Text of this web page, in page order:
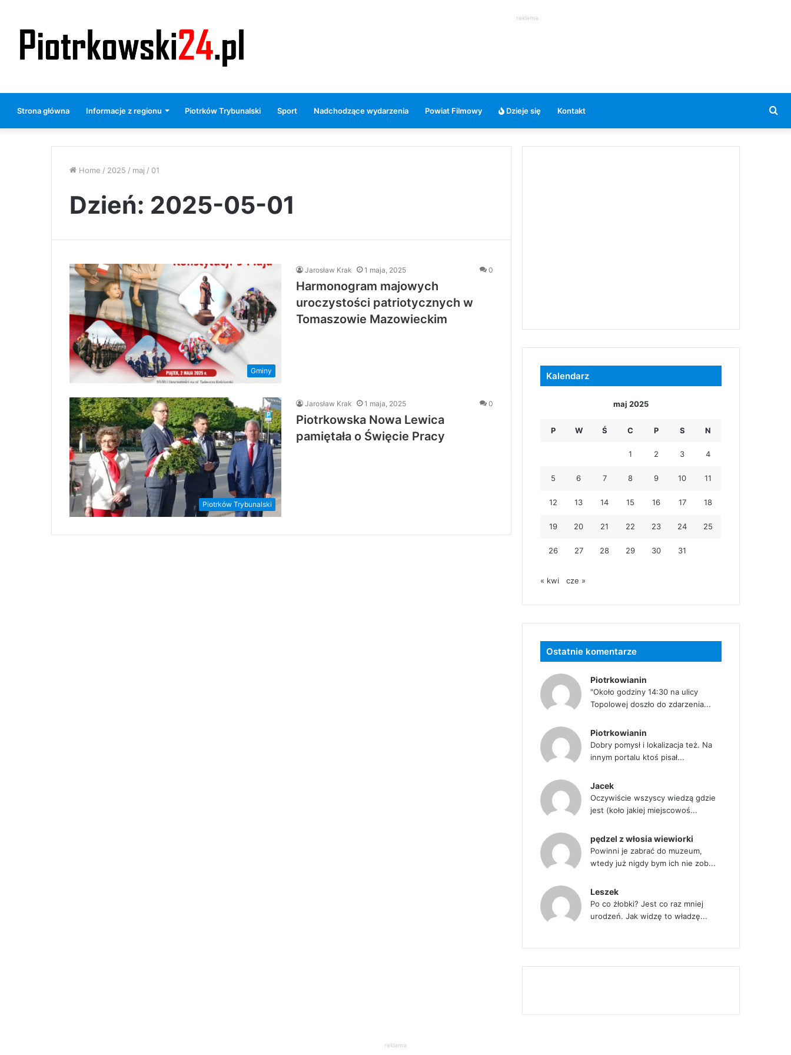
reklama
Strona główna Informacje z regionu Piotrków Trybunalski Sport Nadchodzące wydarzenia Powiat Filmowy Dzieje się Kontakt
Home / 2025 / maj / 01
Dzień: 2025-05-01
Gminy
Jarosław Krak 1 maja, 2025 0
Harmonogram majowych
uroczystości patriotycznych w
Tomaszowie Mazowieckim
Piotrków Trybunalski
Jarosław Krak 1 maja, 2025 0
Piotrkowska Nowa Lewica
pamiętała o Święcie Pracy
Kalendarz
maj 2025
P W Ś C P S N
1 2 3 4
5 6 7 8 9 10 11
12 13 14 15 16 17 18
19 20 21 22 23 24 25
26 27 28 29 30 31
« kwi cze »
Ostatnie komentarze
Piotrkowianin
"Około godziny 14:30 na ulicy
Topolowej doszło do zdarzenia...
Piotrkowianin
Dobry pomysł i lokalizacja też. Na
innym portalu ktoś pisał...
Jacek
Oczywiście wszyscy wiedzą gdzie
jest (koło jakiej miejscowoś...
pędzel z włosia wiewiorki
Powinni je zabrać do muzeum,
wtedy już nigdy bym ich nie zob...
Leszek
Po co żłobki? Jest co raz mniej
urodzeń. Jak widzę to władzę...
reklama